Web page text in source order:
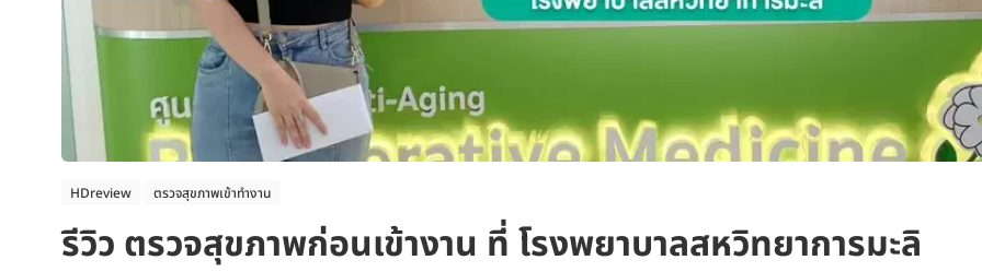
HDreview ตรวจสุขภาพเข้าทำงาน
รีวิว ตรวจสุขภาพก่อนเข้างาน ที่ โรงพยาบาลสหวิทยาการมะลิ